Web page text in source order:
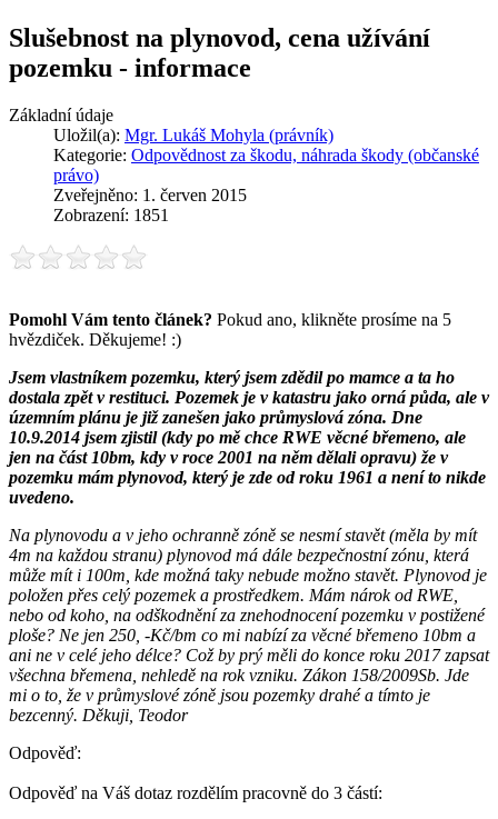
Slušebnost na plynovod, cena užívání
pozemku - informace
Základní údaje
Uložil(a): Mgr. Lukáš Mohyla (právník)
Kategorie: Odpovědnost za škodu, náhrada škody (občanské
právo)
Zveřejněno: 1. červen 2015
Zobrazení: 1851
Pomohl Vám tento článek? Pokud ano, klikněte prosíme na 5
hvězdiček. Děkujeme! :)
Jsem vlastníkem pozemku, který jsem zdědil po mamce a ta ho
dostala zpět v restituci. Pozemek je v katastru jako orná půda, ale v
územním plánu je již zanešen jako průmyslová zóna. Dne
10.9.2014 jsem zjistil (kdy po mě chce RWE věcné břemeno, ale
jen na část 10bm, kdy v roce 2001 na něm dělali opravu) že v
pozemku mám plynovod, který je zde od roku 1961 a není to nikde
uvedeno.
Na plynovodu a v jeho ochranně zóně se nesmí stavět (měla by mít
4m na každou stranu) plynovod má dále bezpečnostní zónu, která
může mít i 100m, kde možná taky nebude možno stavět. Plynovod je
položen přes celý pozemek a prostředkem. Mám nárok od RWE,
nebo od koho, na odškodnění za znehodnocení pozemku v postižené
ploše? Ne jen 250, -Kč/bm co mi nabízí za věcné břemeno 10bm a
ani ne v celé jeho délce? Což by prý měli do konce roku 2017 zapsat
všechna břemena, nehledě na rok vzniku. Zákon 158/2009Sb. Jde
mi o to, že v průmyslové zóně jsou pozemky drahé a tímto je
bezcenný. Děkuji, Teodor
Odpověď:
Odpověď na Váš dotaz rozdělím pracovně do 3 částí: